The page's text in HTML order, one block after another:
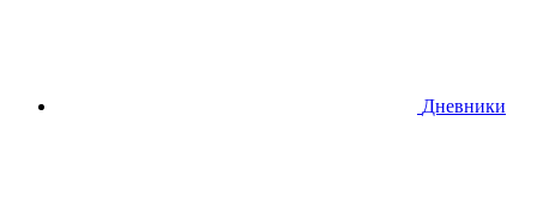
Дневники